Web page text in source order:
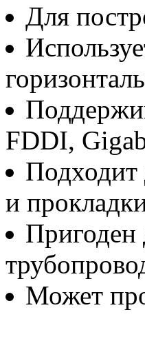
Для
FDDI,
Подходит
и
Пригоден
Может